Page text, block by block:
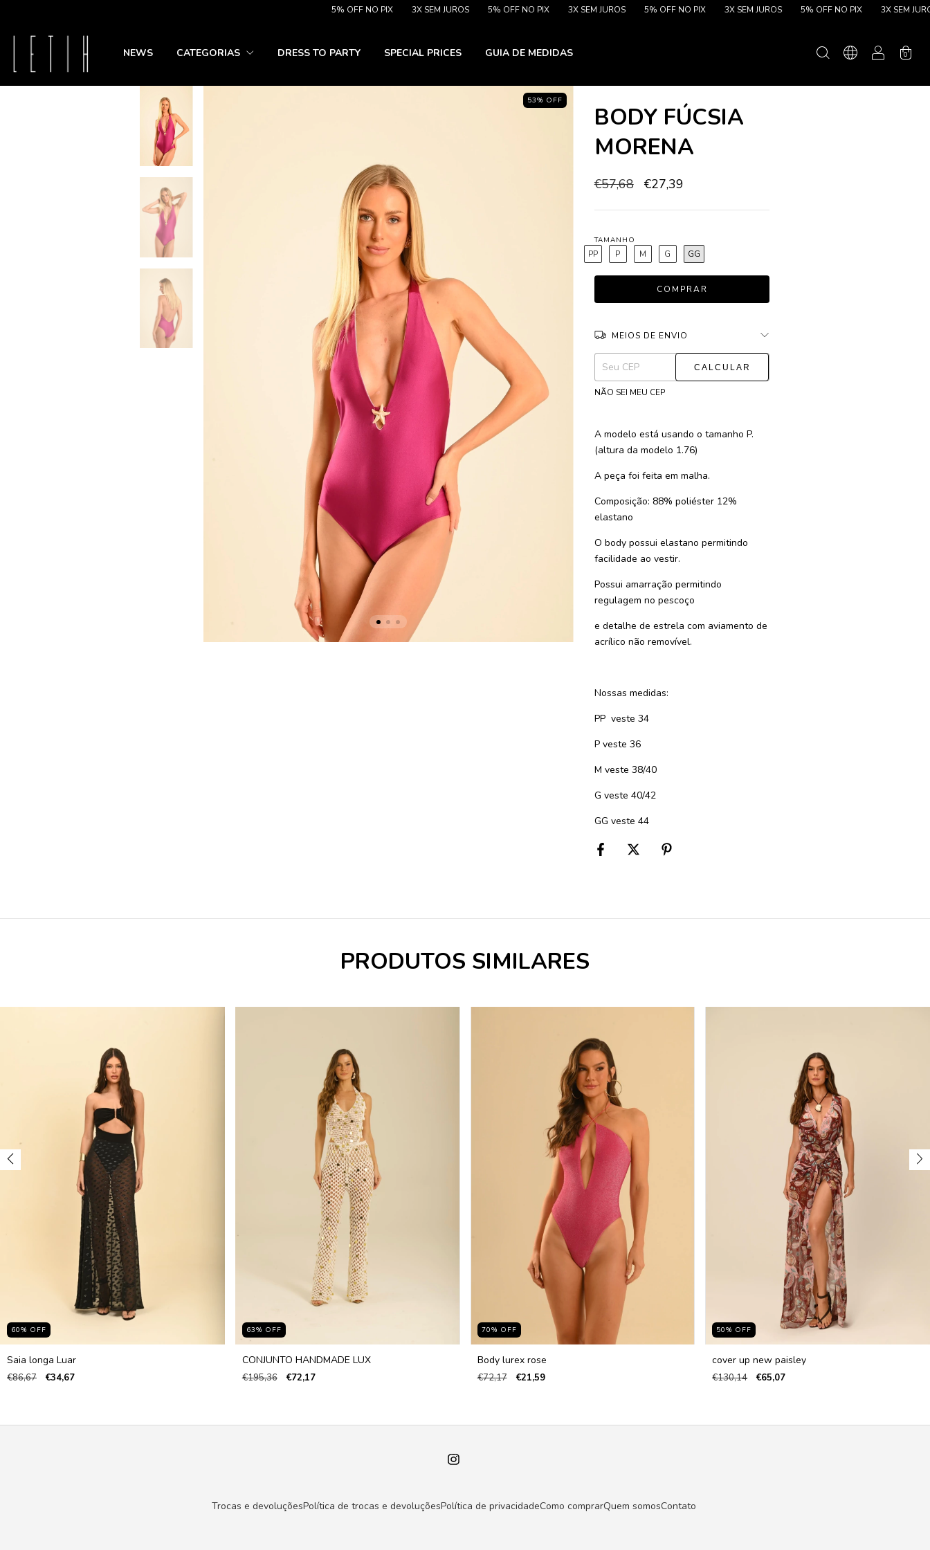
5% OFF NO PIX 3X SEM JUROS 5% OFF NO PIX 3X SEM JUROS 5% OFF NO PIX 3X SEM JUROS 5% OFF NO PIX 3X SEM JUROS
NEWS CATEGORIAS DRESS TO PARTY SPECIAL PRICES GUIA DE MEDIDAS 0
53% OFF
BODY FÚCSIA
MORENA
€57,68 €27,39
TAMANHO
GG
G
M
P
PP
MEIOS DE ENVIO
Entregas para o CEP:
ALTERAR CEP
NÃO SEI MEU CEP
A modelo está usando o tamanho P.
(altura da modelo 1.76)
A peça foi feita em malha.
Composição: 88% poliéster 12%
elastano
O body possui elastano permitindo
facilidade ao vestir.
Possui amarração permitindo
regulagem no pescoço
e detalhe de estrela com aviamento de
acrílico não removível.
Nossas medidas:
PP veste 34
P veste 36
M veste 38/40
G veste 40/42
GG veste 44
PRODUTOS SIMILARES
60% OFF
Saia longa Luar
€86,67 €34,67
63% OFF
CONJUNTO HANDMADE LUX
€195,36 €72,17
70% OFF
Body lurex rose
€72,17 €21,59
50% OFF
cover up new paisley
€130,14 €65,07
Trocas e devoluçõesPolítica de trocas e devoluçõesPolítica de privacidadeComo comprarQuem somosContato